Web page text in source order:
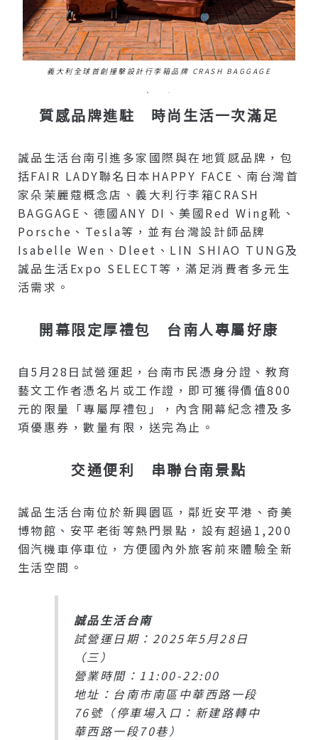
義大利全球首創撞擊設計行李箱品牌 CRASH BAGGAGE
質感品牌進駐 時尚生活一次滿足
誠品生活台南引進多家國際與在地質感品牌，包
括FAIR LADY聯名日本HAPPY FACE、南台灣首
家朵茉麗蔻概念店、義大利行李箱CRASH
BAGGAGE、德國ANY DI、美國Red Wing靴、
Porsche、Tesla等，並有台灣設計師品牌
Isabelle Wen、Dleet、LIN SHIAO TUNG及
誠品生活expo SELECT等，滿足消費者多元生
活需求。
開幕限定厚禮包 台南人專屬好康
自5月28日試營運起，台南市民憑身分證、教育
藝文工作者憑名片或工作證，即可獲得價值800
元的限量「專屬厚禮包」，內含開幕紀念禮及多
項優惠券，數量有限，送完為止。
交通便利 串聯台南景點
誠品生活台南位於新興園區，鄰近安平港、奇美
博物館、安平老街等熱門景點，設有超過1,200
個汽機車停車位，方便國內外旅客前來體驗全新
生活空間。
誠品生活台南
試營運日期：2025年5月28日
（三）
營業時間：11:00-22:00
地址：台南市南區中華西路一段
76號（停車場入口：新建路轉中
華西路一段70巷）